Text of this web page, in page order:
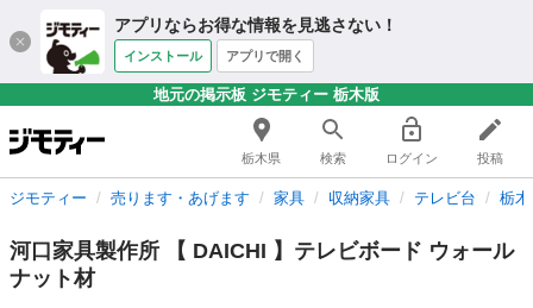
アプリならお得な情報を見逃さない！
インストール アプリで開く
地元の掲示板 ジモティー 栃木版
栃木県 検索 ログイン 投稿
ジモティー 売ります・あげます 家具 収納家具 テレビ台 栃
河口家具製作所 【 DAICHI 】テレビボード ウォール
ナット材